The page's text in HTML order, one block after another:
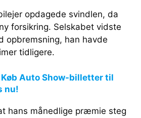
opdagede svindlen, da
forsikring. Selskabet vidste
opbremsning, han havde
tidligere.
Auto Show-billetter til
nu!
hans månedlige præmie steg